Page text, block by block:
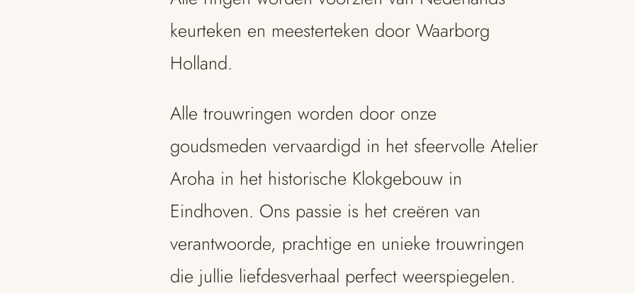
keurteken en meesterteken door Waarborg
Holland.
Alle trouwringen worden door onze
goudsmeden vervaardigd in het sfeervolle Atelier
Aroha in het historische Klokgebouw in
Eindhoven. Ons passie is het creëren van
verantwoorde, prachtige en unieke trouwringen
die jullie liefdesverhaal perfect weerspiegelen.